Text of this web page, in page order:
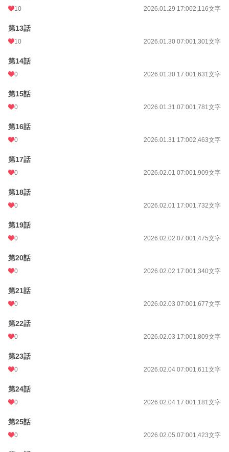
10 2026.01.29 17:002,116文字
第13話
10 2026.01.30 07:001,301文字
第14話
0 2026.01.30 17:001,631文字
第15話
0 2026.01.31 07:001,781文字
第16話
0 2026.01.31 17:002,463文字
第17話
0 2026.02.01 07:001,909文字
第18話
0 2026.02.01 17:001,732文字
第19話
0 2026.02.02 07:001,475文字
第20話
0 2026.02.02 17:001,340文字
第21話
0 2026.02.03 07:001,677文字
第22話
0 2026.02.03 17:001,809文字
第23話
0 2026.02.04 07:001,611文字
第24話
0 2026.02.04 17:001,181文字
第25話
0 2026.02.05 07:001,423文字